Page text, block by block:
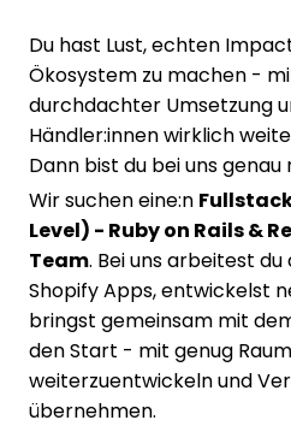
Du hast Lust, echten
Ökosystem zu machen -
durchdachter Umsetzung
Händler:innen wirklich
Dann bist du bei uns genau
Wir suchen eine:n
Level) - Ruby on Rails &
Team. Bei uns arbeitest
Shopify Apps, entwickelst
bringst gemeinsam mit
den Start - mit genug
weiterzuentwickeln und
übernehmen.